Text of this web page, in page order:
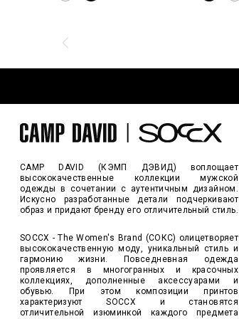
CAMP DAVID (КЭМП ДЭВИД) воплощает
высококачественные коллекции мужской
одежды в сочетании с аутентичным дизайном.
Искусно разработанные детали подчеркивают
образ и придают бренду его отличительный стиль.
SOCCX - The Women's Brand (СОКС) олицетворяет
высококачественную моду, уникальный стиль и
гармонию жизни. Повседневная одежда
проявляется в многогранных и красочных
коллекциях, дополненные аксессуарами и
обувью. При этом композиции принтов
характеризуют SOCCX и становятся
отличительной изюминкой каждого предмета